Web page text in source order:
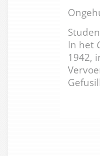
In het
1942,